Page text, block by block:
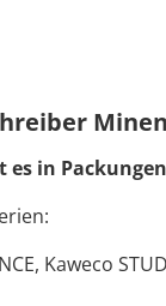
in
Kaweco